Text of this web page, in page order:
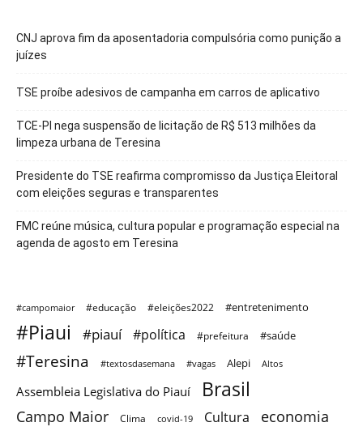
CNJ aprova fim da aposentadoria compulsória como punição a
juízes
TSE proíbe adesivos de campanha em carros de aplicativo
TCE-PI nega suspensão de licitação de R$ 513 milhões da
limpeza urbana de Teresina
Presidente do TSE reafirma compromisso da Justiça Eleitoral
com eleições seguras e transparentes
FMC reúne música, cultura popular e programação especial na
agenda de agosto em Teresina
#campomaior #educação #eleições2022 #entretenimento
#Piaui #piauí #política #prefeitura #saúde
#Teresina #textosdasemana #vagas Alepi Altos
Assembleia Legislativa do Piauí Brasil
Campo Maior Clima covid-19 Cultura economia